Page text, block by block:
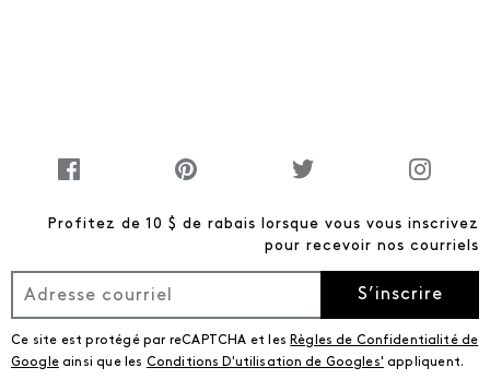
Profitez de 10 $ de rabais lorsque vous vous inscrivez
pour recevoir nos courriels
S’inscrire
Ce site est protégé par reCAPTCHA et les Règles de Confidentialité de
Googleainsi que les Conditions D'utilisation de Googles' appliquent.